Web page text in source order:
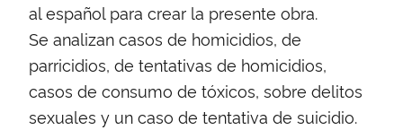
al español para crear la presente obra.
Se analizan casos de homicidios, de
parricidios, de tentativas de homicidios,
casos de consumo de tóxicos, sobre delitos
sexuales y un caso de tentativa de suicidio.